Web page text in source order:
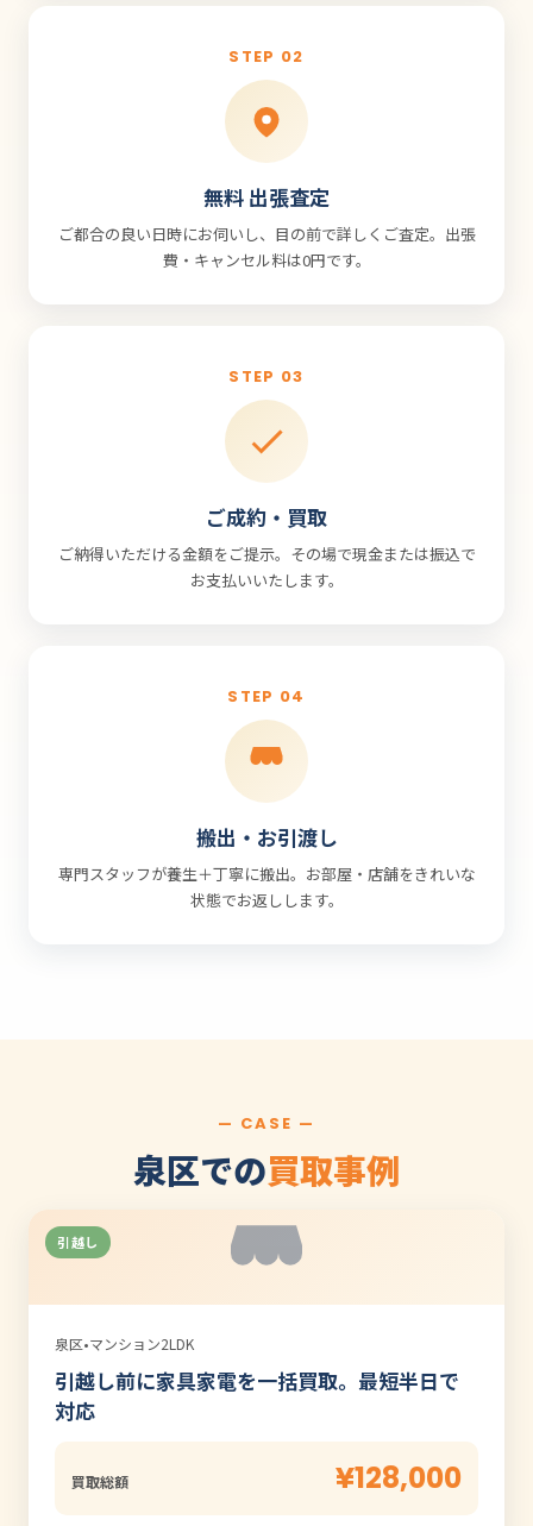
STEP 02
無料 出張査定
ご都合の良い日時にお伺いし、目の前で詳しくご査定。出張
費・キャンセル料は0円です。
STEP 03
ご成約・買取
ご納得いただける金額をご提示。その場で現金または振込で
お支払いいたします。
STEP 04
搬出・お引渡し
専門スタッフが養生＋丁寧に搬出。お部屋・店舗をきれいな
状態でお返しします。
— CASE —
泉区での買取事例
引越し
泉区•マンション2LDK
引越し前に家具家電を一括買取。最短半日で
対応
買取総額 ¥128,000